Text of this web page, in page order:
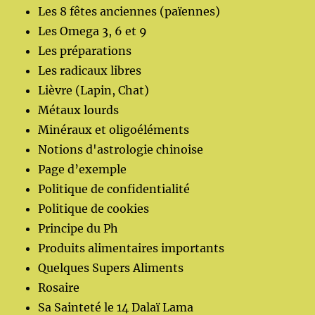
Les 8 fêtes anciennes (païennes)
Les Omega 3, 6 et 9
Les préparations
Les radicaux libres
Lièvre (Lapin, Chat)
Métaux lourds
Minéraux et oligoéléments
Notions d'astrologie chinoise
Page d’exemple
Politique de confidentialité
Politique de cookies
Principe du Ph
Produits alimentaires importants
Quelques Supers Aliments
Rosaire
Sa Sainteté le 14 Dalaï Lama